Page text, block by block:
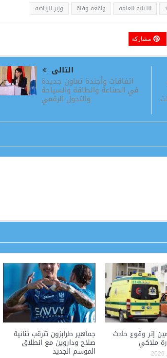
النيابة العامة واقعة وفاة وزير الرياضة
مشاركة
التالى
اتفاقات وأجندة تعاون جديدة
في الصناعة والطاقة والسياحة
والتحول الرقمي
إثر وقوع حادث
ملاكي
جماهير طرابزون تترقب ثنائية
صلاح وداروين مع انطلاق
الموسم الجديد